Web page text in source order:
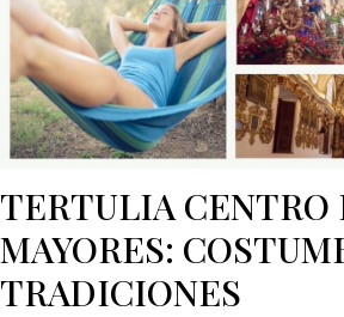
TERTULIA CENTRO
MAYORES:
TRADICIONES